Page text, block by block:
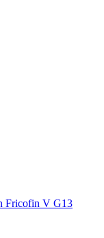
Fricofin V G13